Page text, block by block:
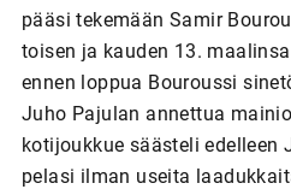
pääsi tekemään Samir
toisen ja kauden 13.
ennen loppua Bouroussi
Juho Pajulan annettua
kotijoukkue säästeli edelleen
pelasi ilman useita